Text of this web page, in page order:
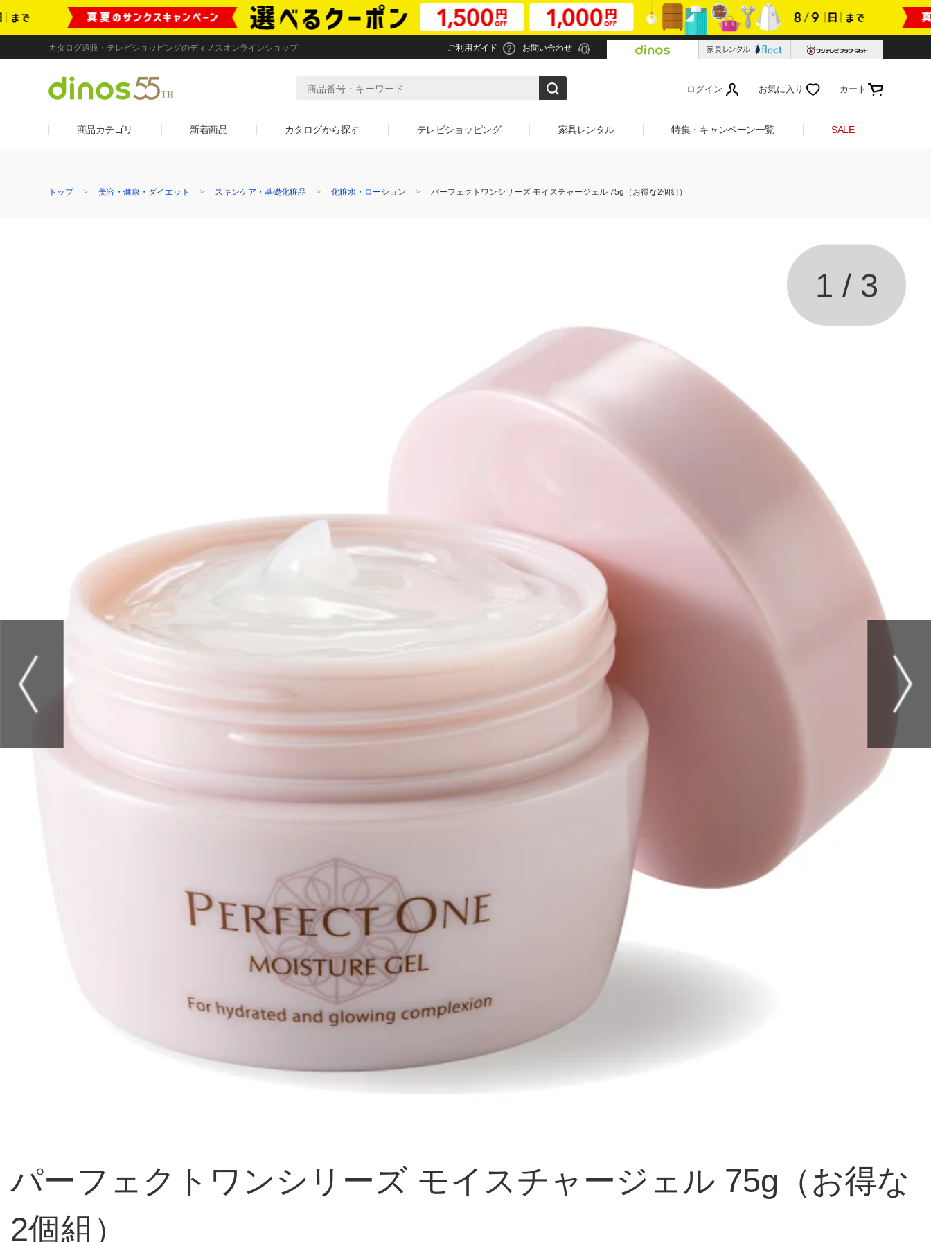
カタログ通販・テレビショッピングのディノスオンラインショップ ご利用ガイド お問い合わせ
ログイン お気に入り カート
商品カテゴリ 新着商品 カタログから探す テレビショッピング 家具レンタル 特集・キャンペーン一覧 SALE
トップ 美容・健康・ダイエット スキンケア・基礎化粧品 化粧水・ローション パーフェクトワンシリーズ モイスチャージェル 75g（お得な2個組）
パーフェクトワンシリーズ モイスチャージェル 75g（お得な
2個組）
1 / 3